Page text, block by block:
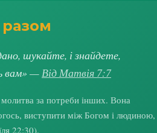
шукайте, і знайдете,
вам» — Від Матвія 7:7
за потреби інших. Вона
виступити між Богом і людиною,
22:30).